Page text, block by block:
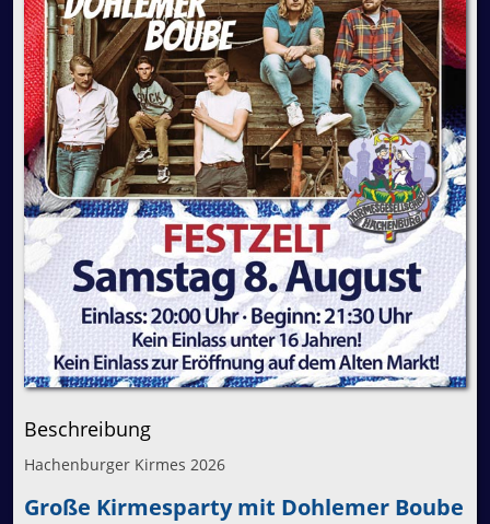
Beschreibung
Hachenburger Kirmes 2026
Große Kirmesparty mit Dohlemer Boube